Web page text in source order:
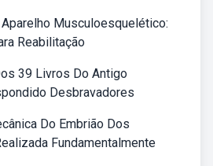
Musculoesquelético:
Reabilitação
39 Livros Do Antigo
Desbravadores
Do Embrião Dos
Fundamentalmente